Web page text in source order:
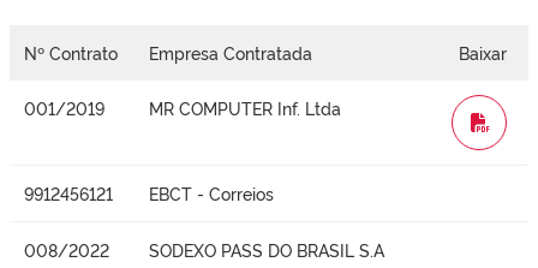
Nº Contrato Empresa Contratada Baixar
001/2019 MR COMPUTER Inf. Ltda
WORD
9912456121 EBCT - Correios
008/2022 SODEXO PASS DO BRASIL S.A